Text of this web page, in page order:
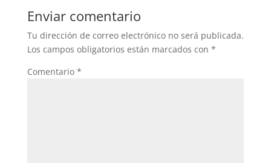
Enviar comentario
Tu dirección de correo electrónico no será publicada.
Los campos obligatorios están marcados con *
Comentario *